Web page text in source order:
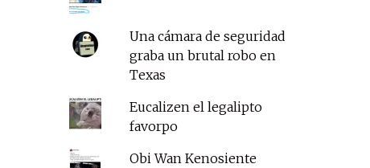
Una cámara de seguridad
graba un brutal robo en
Texas
Eucalizen el legalipto
favorpo
Obi Wan Kenosiente